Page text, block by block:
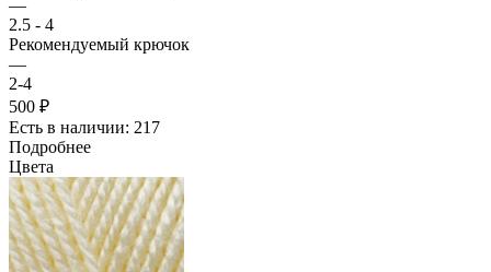
—
2.5 - 4
Рекомендуемый крючок
—
2-4
500 ₽
Есть в наличии: 217
Подробнее
Цвета